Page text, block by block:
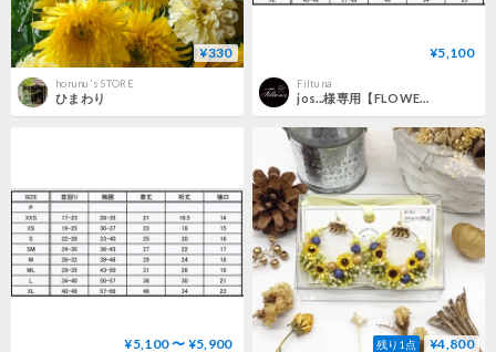
¥330
horunu's STORE
ひまわり
¥5,100
Filtuna
jos...様専用【FLOWER】花 パープル
¥5,100 〜 ¥5,900 残り1点 ¥4,800